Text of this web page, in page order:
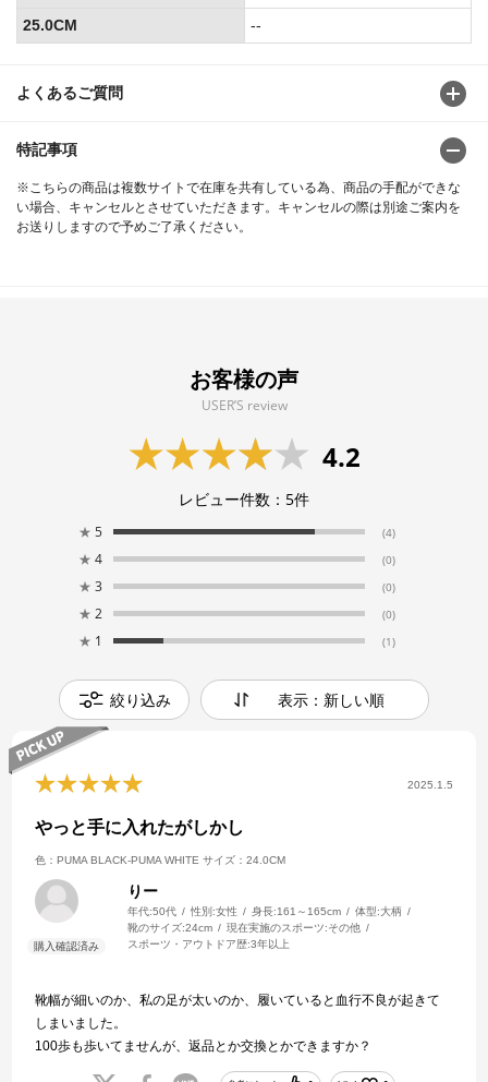
よくあるご質問
特記事項
※こちらの商品は複数サイトで在庫を共有している為、商品の手配ができな
い場合、キャンセルとさせていただきます。キャンセルの際は別途ご案内を
お送りしますので予めご了承ください。
25.0CM
--
お客様の声
USER’S review
4.2
レビュー件数： 5件
★ 5 (4)
★ 4 (0)
★ 3 (0)
★ 2 (0)
★ 1 (1)
絞り込み 表示：新しい順
2025.1.5
やっと手に入れたがしかし
色：PUMA BLACK-PUMA WHITE サイズ：24.0CM
りー
年代:50代 性別:女性 身長:161～165cm 体型:大柄
靴のサイズ:24cm 現在実施のスポーツ:その他
スポーツ・アウトドア歴:3年以上
靴幅が細いのか、私の足が太いのか、履いていると血行不良が起きて
しまいました。
100歩も歩いてませんが、返品とか交換とかできますか？